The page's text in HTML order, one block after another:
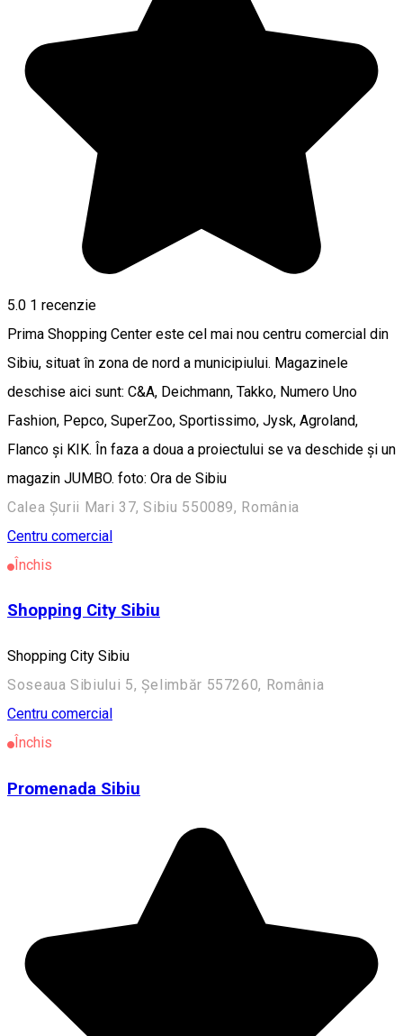
5.0 1 recenzie
Prima Shopping Center este cel mai nou centru comercial din
Sibiu, situat în zona de nord a municipiului. Magazinele
deschise aici sunt: C&A, Deichmann, Takko, Numero Uno
Fashion, Pepco, SuperZoo, Sportissimo, Jysk, Agroland,
Flanco și KIK. În faza a doua a proiectului se va deschide și un
magazin JUMBO. foto: Ora de Sibiu
Calea Șurii Mari 37, Sibiu 550089, România
Centru comercial
Închis
Shopping City Sibiu
Shopping City Sibiu
Soseaua Sibiului 5, Șelimbăr 557260, România
Centru comercial
Închis
Promenada Sibiu